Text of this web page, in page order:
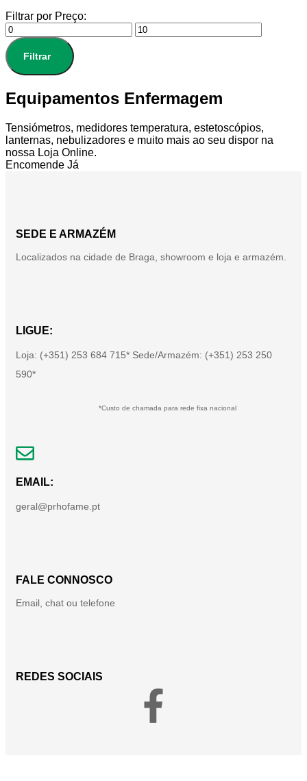
Filtrar por Preço:
Filtrar
Equipamentos Enfermagem
Tensiómetros, medidores temperatura, estetoscópios,
lanternas, nebulizadores e muito mais ao seu dispor na
nossa Loja Online.
Encomende Já
SEDE E ARMAZÉM
Localizados na cidade de Braga, showroom e loja e armazém.
LIGUE:
Loja: (+351) 253 684 715* Sede/Armazém: (+351) 253 250
590*
*Custo de chamada para rede fixa nacional
EMAIL:
geral@prhofame.pt
FALE CONNOSCO
Email, chat ou telefone
REDES SOCIAIS